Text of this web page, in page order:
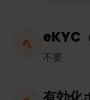
eKYC
不要